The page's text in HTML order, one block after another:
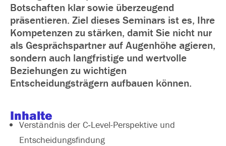
Botschaften klar sowie überzeugend
präsentieren. Ziel dieses Seminars ist es, Ihre
Kompetenzen zu stärken, damit Sie nicht nur
als Gesprächspartner auf Augenhöhe agieren,
sondern auch langfristige und wertvolle
Beziehungen zu wichtigen
Entscheidungsträgern aufbauen können.
Inhalte
Verständnis der C‑Level-Perspektive und
Entscheidungsfindung